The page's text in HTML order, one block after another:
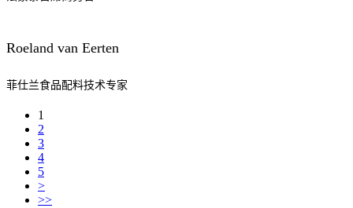
Roeland van Eerten
菲仕兰食品配料技术专家
1
2
3
4
5
>
>>